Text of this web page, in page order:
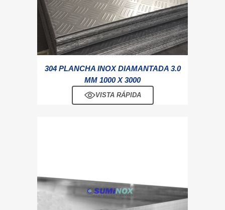
304 PLANCHA INOX DIAMANTADA 3.0
MM 1000 X 3000
VISTA RÁPIDA